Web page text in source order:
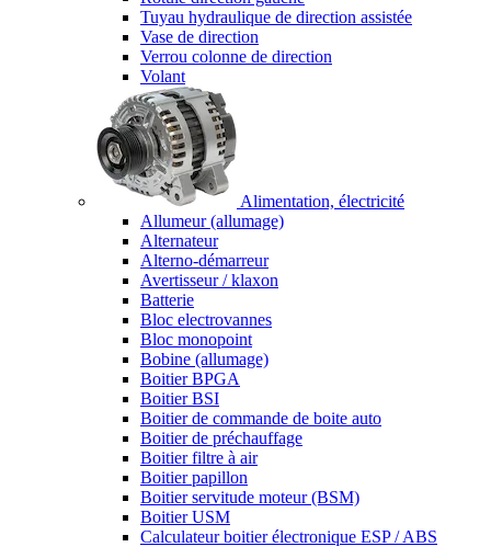
Tuyau hydraulique de direction assistée
Vase de direction
Verrou colonne de direction
Volant
Alimentation, électricité
Allumeur (allumage)
Alternateur
Alterno-démarreur
Avertisseur / klaxon
Batterie
Bloc electrovannes
Bloc monopoint
Bobine (allumage)
Boitier BPGA
Boitier BSI
Boitier de commande de boite auto
Boitier de préchauffage
Boitier filtre à air
Boitier papillon
Boitier servitude moteur (BSM)
Boitier USM
Calculateur boitier électronique ESP / ABS